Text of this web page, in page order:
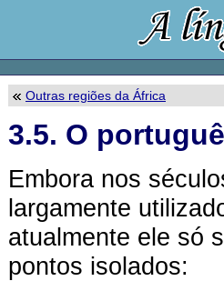
Outras regiões da África
3.5. O
Embora nos
largamente
atualmente ele só
pontos isolados: